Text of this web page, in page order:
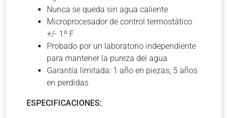
Nunca se queda sin agua caliente
Microprocesador de control termostático
+/- 1º F
Probado por un laboratorio independiente
para mantener la pureza del agua
Garantía limitada: 1 año en piezas, 5 años
en perdidas
ESPECIFICACIONES: